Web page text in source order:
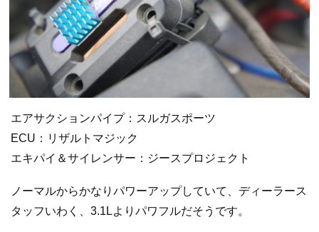
エアサクションパイプ：スルガスポーツ
ECU：リザルトマジック
エキパイ＆サイレンサー：ジースプロジェクト
ノーマルからかなりパワーアップしていて、ディーラース
タッフいわく、3.1Lよりパワフルだそうです。